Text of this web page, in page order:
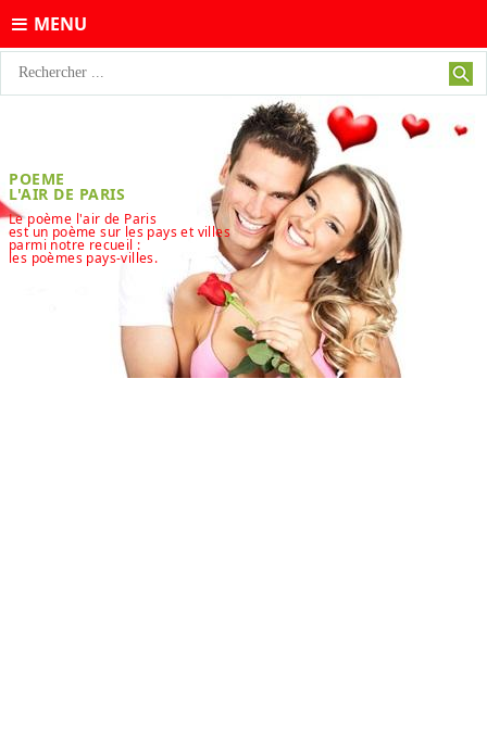
MENU
POEME
L'AIR DE PARIS
Le poème l'air de Paris
est un poème sur les pays et villes
parmi notre recueil :
les poèmes pays-villes.